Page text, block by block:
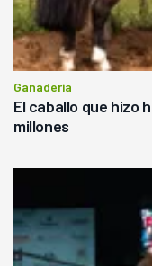
Ganadería
El caballo que hizo
millones